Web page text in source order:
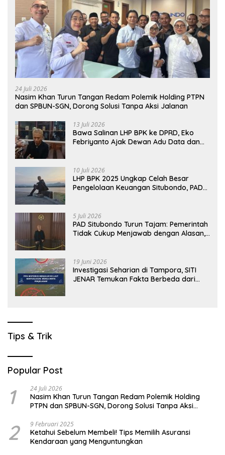
24 Juli 2026
Nasim Khan Turun Tangan Redam Polemik Holding PTPN
dan SPBUN-SGN, Dorong Solusi Tanpa Aksi Jalanan
13 Juli 2026
Bawa Salinan LHP BPK ke DPRD, Eko
Febriyanto Ajak Dewan Adu Data dan
10 Juli 2026
LHP BPK 2025 Ungkap Celah Besar
Pengelolaan Keuangan Situbondo, PAD
5 Juli 2026
PAD Situbondo Turun Tajam: Pemerintah
Tidak Cukup Menjawab dengan Alasan,
19 Juni 2026
Investigasi Seharian di Tampora, SITI
JENAR Temukan Fakta Berbeda dari
Tips & Trik
Popular Post
1 24 Juli 2026
Nasim Khan Turun Tangan Redam Polemik Holding
PTPN dan SPBUN-SGN, Dorong Solusi Tanpa Aksi
2 9 Februari 2025
Ketahui Sebelum Membeli! Tips Memilih Asuransi
Kendaraan yang Menguntungkan